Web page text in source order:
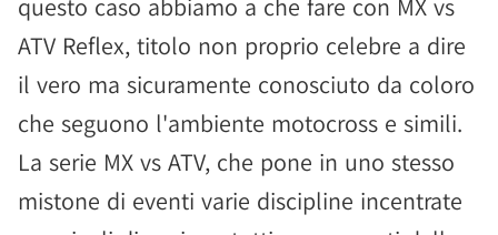
questo caso abbiamo a che fare con MX vs
ATV Reflex, titolo non proprio celebre a dire
il vero ma sicuramente conosciuto da coloro
che seguono l'ambiente motocross e simili.
La serie MX vs ATV, che pone in uno stesso
mistone di eventi varie discipline incentrate